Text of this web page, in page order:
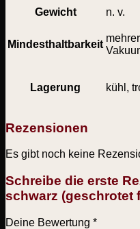
Gewicht n. v.
Mindesthaltbarkeit
Lagerung kühl,
Rezensionen
Es gibt noch keine
Schreibe die erste
schwarz (geschrotet
Deine Bewertung *